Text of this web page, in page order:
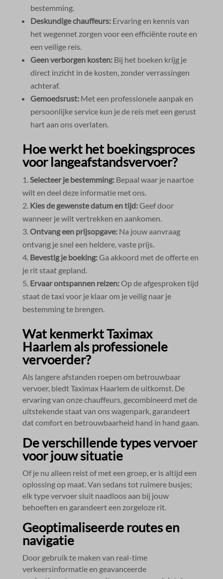
bestemming.​
Deskundige chauffeurs:Ervaring en kennis van
het wegennet zorgen voor een efficiënte route en
een veilige reis.​
Geen verborgen kosten:Bij het boeken krijg je
direct inzicht in de kosten, zonder verrassingen
achteraf.​
Gemoedsrust:Met een professionele aanpak en
persoonlijke service kun je de reis met een gerust
hart aan ons overlaten.​
Hoe werkt het boekingsproces
voor langeafstandsvervoer?
Selecteer je bestemming:Bepaal waar je naartoe
wilt en deel deze informatie met ons.​
Kies de gewenste datum en tijd:Geef door
wanneer je wilt vertrekken en aankomen.​
Ontvang een prijsopgave:Na jouw aanvraag
ontvang je snel een heldere, vaste prijs.​
Bevestig je boeking:Ga akkoord met de offerte en
je rit staat gepland.​
Ervaar ontspannen reizen:Op de afgesproken tijd
staat de taxi voor je klaar om je veilig naar je
bestemming te brengen.​
Wat kenmerkt Taximax
Haarlem als professionele
vervoerder?
Als langere afstanden roepen om betrouwbaar
vervoer, biedt Taximax Haarlem de uitkomst.​ De
ervaring van onze chauffeurs, gecombineerd met de
uitstekende staat van ons wagenpark, garandeert
dat comfort en betrouwbaarheid hand in hand gaan.​
De verschillende types vervoer
voor jouw situatie
Of je nu alleen reist of met een groep, er is altijd een
oplossing op maat.​ Van sedans tot ruimere busjes;
elk type vervoer sluit naadloos aan bij jouw
behoeften en garandeert een zorgeloze rit.​
Geoptimaliseerde routes en
navigatie
Door gebruik te maken van real-time
verkeersinformatie en geavanceerde